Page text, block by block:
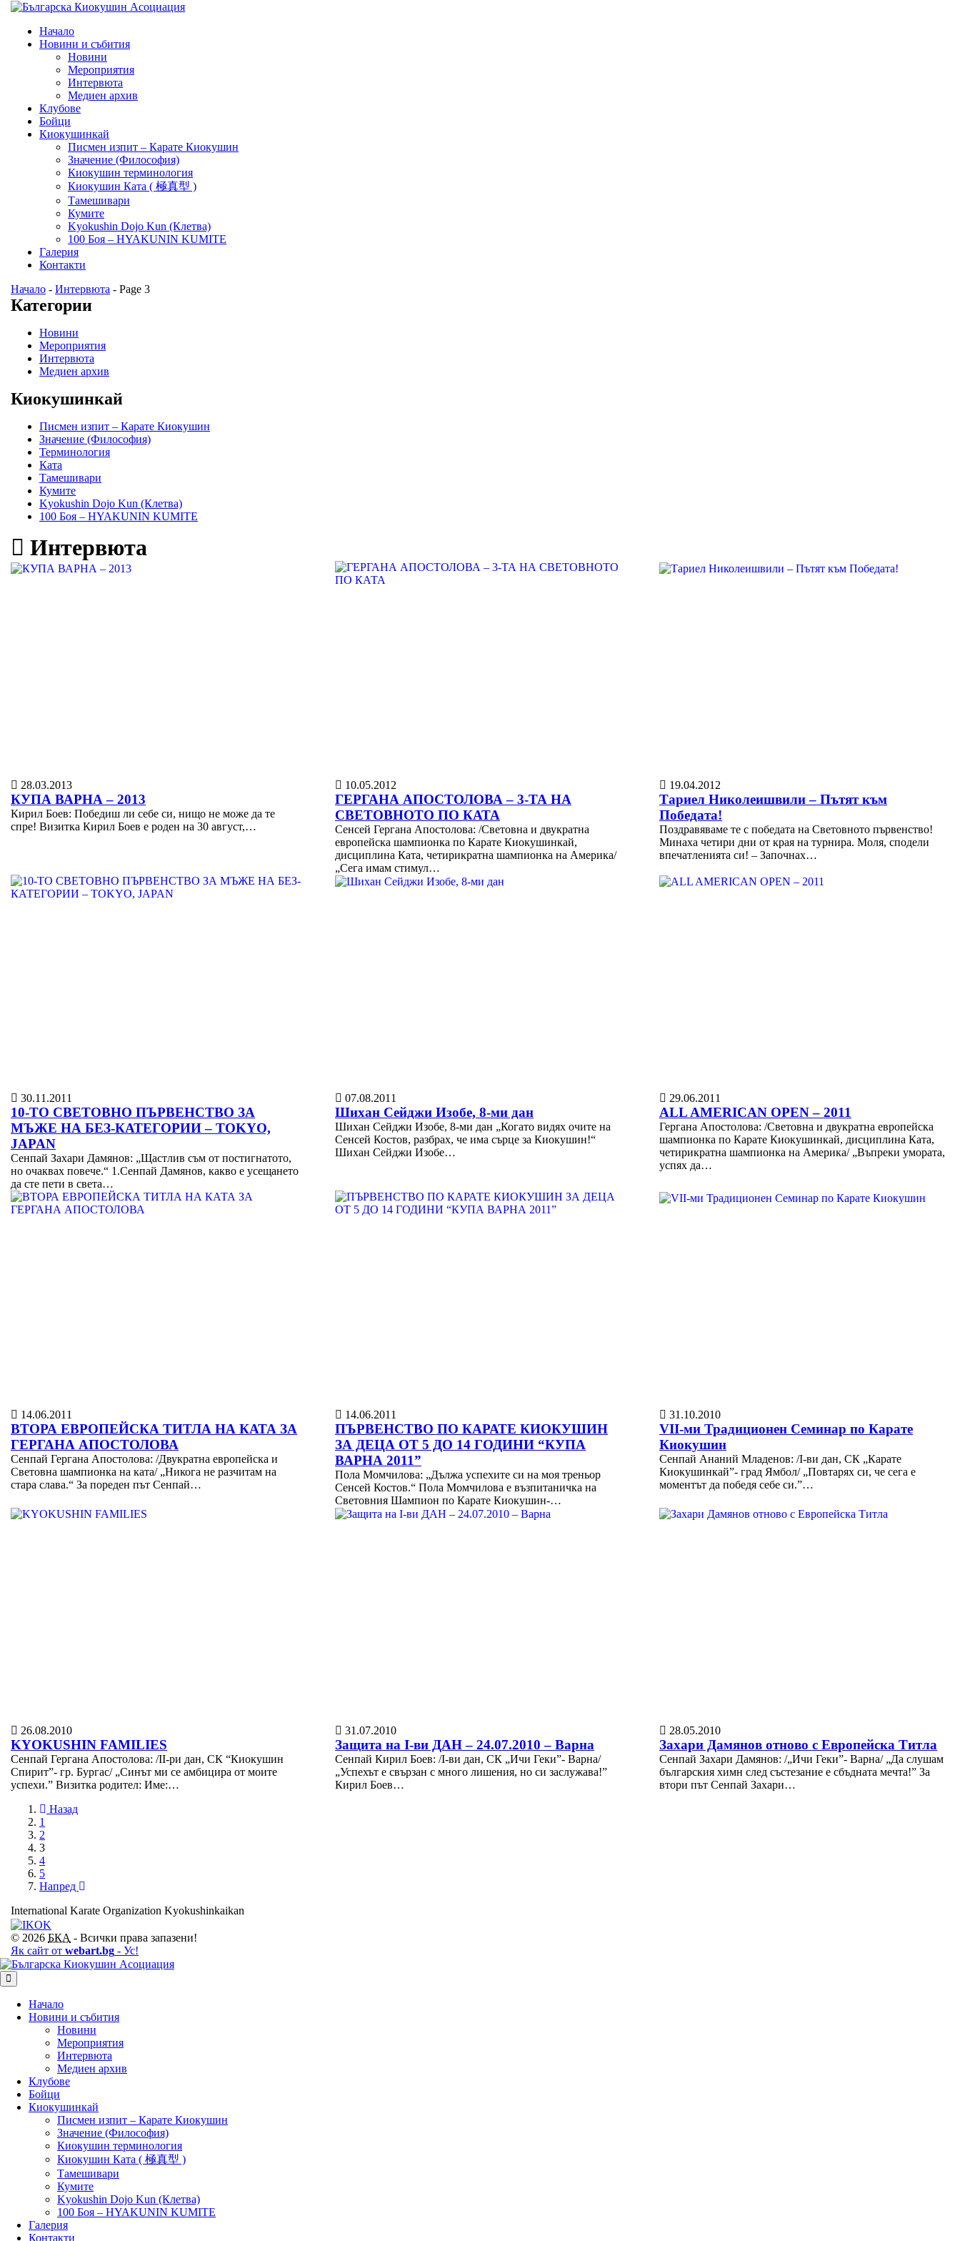
Начало
Новини и събития
Новини
Мероприятия
Интервюта
Медиен архив
Клубове
Бойци
Киокушинкай
Писмен изпит – Карате Киокушин
Значение (Философия)
Киокушин терминология
Киокушин Ката ( 極真型 )
Тамешивари
Кумите
Kyokushin Dojo Kun (Клетва)
100 Боя – HYAKUNIN KUMITE
Галерия
Контакти
Начало - Интервюта - Page 3
Категории
Новини
Мероприятия
Интервюта
Медиен архив
Киокушинкай
Писмен изпит – Карате Киокушин
Значение (Философия)
Терминология
Ката
Тамешивари
Кумите
Kyokushin Dojo Kun (Клетва)
100 Боя – HYAKUNIN KUMITE
Интервюта
28.03.2013
КУПА ВАРНА – 2013
Кирил Боев: Победиш ли себе си, нищо не може да те
спре! Визиткa Кирил Боев е роден на 30 август,…
10.05.2012
ГЕРГАНА АПОСТОЛОВА – 3-ТА НА
СВЕТОВНОТО ПО КАТА
Сенсей Гергана Апостолова: /Световна и двукратна
европейска шампионка по Карате Киокушинкай,
дисциплина Ката, четирикратна шампионка на Америка/
„Сега имам стимул…
19.04.2012
Тариел Николеишвили – Пътят към
Победата!
Поздравяваме те с победата на Световното първенство!
Минаха четири дни от края на турнира. Моля, сподели
впечатленията си! – Започнах…
30.11.2011
10-ТО СВЕТОВНО ПЪРВЕНСТВО ЗА
МЪЖЕ НА БЕЗ-КАТЕГОРИИ – TOKYO,
JAPAN
Сенпай Захари Дамянов: „Щастлив съм от постигнатото,
но очаквах повече.“ 1.Сенпай Дамянов, какво е усещането
да сте пети в света…
07.08.2011
Шихан Сейджи Изобе, 8-ми дан
Шихан Сейджи Изобе, 8-ми дан „Когато видях очите на
Сенсей Костов, разбрах, че има сърце за Киокушин!“
Шихан Сейджи Изобе…
29.06.2011
ALL AMERICAN OPEN – 2011
Гергана Апостолова: /Световна и двукратна европейска
шампионка по Карате Киокушинкай, дисциплина Ката,
четирикратна шампионка на Америка/ „Въпреки умората,
успях да…
14.06.2011
ВТОРА ЕВРОПЕЙСКА ТИТЛА НА КАТА ЗА
ГЕРГАНА АПОСТОЛОВА
Сенпай Гергана Апостолова: /Двукратна европейска и
Световна шампионка на ката/ „Никога не разчитам на
стара слава.“ За пореден път Сенпай…
14.06.2011
ПЪРВЕНСТВО ПО КАРАТЕ КИОКУШИН
ЗА ДЕЦА ОТ 5 ДО 14 ГОДИНИ “КУПА
ВАРНА 2011”
Пола Момчилова: „Дължа успехите си на моя треньор
Сенсей Костов.“ Пола Момчилова е възпитаничка на
Световния Шампион по Карате Киокушин-…
31.10.2010
VII-ми Традиционен Семинар по Карате
Киокушин
Сенпай Ананий Младенов: /I-ви дан, СК „Карате
Киокушинкай”- град Ямбол/ „Повтарях си, че сега е
моментът да победя себе си.”…
26.08.2010
KYOKUSHIN FAMILIES
Сенпай Гергана Апостолова: /II-ри дан, СК “Киокушин
Спирит”- гр. Бургас/ „Синът ми се амбицира от моите
успехи.” Визитка родител: Име:…
31.07.2010
Защита на I-ви ДАН – 24.07.2010 – Варна
Сенпай Кирил Боев: /I-ви дан, СК „Ичи Геки”- Варна/
„Успехът е свързан с много лишения, но си заслужава!”
Кирил Боев…
28.05.2010
Захари Дамянов отново с Европейска Титла
Сенпай Захари Дамянов: /„Ичи Геки”- Варна/ „Да слушам
българския химн след състезание е сбъдната мечта!” За
втори път Сенпай Захари…
Назад
1
2
3
4
5
Напред
International Karate Organization Kyokushinkaikan
© 2026 БКА - Всички права запазени!
Як сайт от webart.bg - Ус!
Начало
Новини и събития
Новини
Мероприятия
Интервюта
Медиен архив
Клубове
Бойци
Киокушинкай
Писмен изпит – Карате Киокушин
Значение (Философия)
Киокушин терминология
Киокушин Ката ( 極真型 )
Тамешивари
Кумите
Kyokushin Dojo Kun (Клетва)
100 Боя – HYAKUNIN KUMITE
Галерия
Контакти